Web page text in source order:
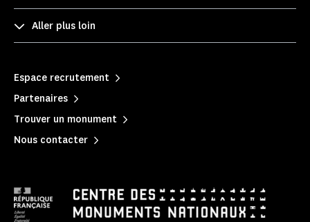
Aller plus loin
Espace recrutement
Partenaires
Trouver un monument
Nous contacter